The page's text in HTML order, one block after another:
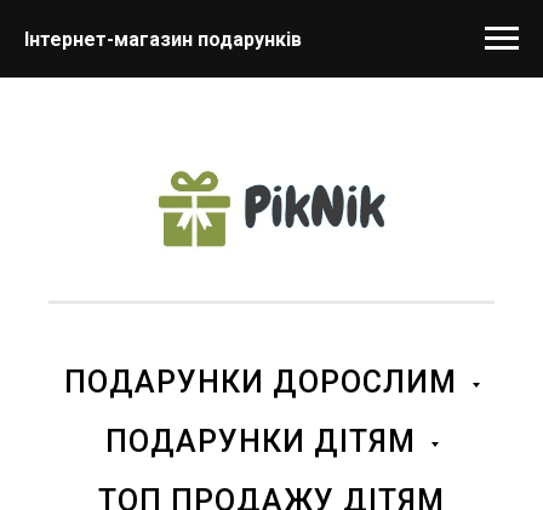
Інтернет-магазин подарунків
ПОДАРУНКИ ДОРОСЛИМ
ПОДАРУНКИ ДІТЯМ
ТОП ПРОДАЖУ ДІТЯМ